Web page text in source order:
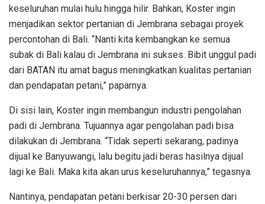
keseluruhan mulai hulu hingga hilir. Bahkan, Koster ingin
menjadikan sektor pertanian di Jembrana sebagai proyek
percontohan di Bali. “Nanti kita kembangkan ke semua
subak di Bali kalau di Jembrana ini sukses. Bibit unggul padi
dari BATAN itu amat bagus meningkatkan kualitas pertanian
dan pendapatan petani,” paparnya.
Di sisi lain, Koster ingin membangun industri pengolahan
padi di Jembrana. Tujuannya agar pengolahan padi bisa
dilakukan di Jembrana. “Tidak seperti sekarang, padinya
dijual ke Banyuwangi, lalu begitu jadi beras hasilnya dijual
lagi ke Bali. Maka kita akan urus keseluruhannya,” tegasnya.
Nantinya, pendapatan petani berkisar 20-30 persen dari